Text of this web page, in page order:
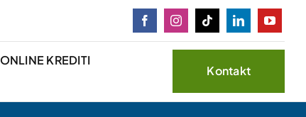
ONLINE KREDITI
Kontakt